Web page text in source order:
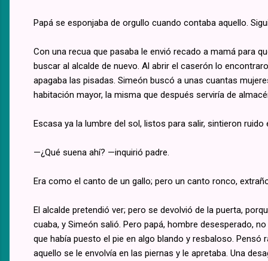
Papá se esponjaba de orgullo cuando contaba aquello.
Con una recua que pasaba le envió recado a mamá para
buscar al alcalde de nuevo. Al abrir el caserón lo
apagaba las pisadas. Simeón buscó a unas cuantas
habitación mayor, la misma que después serviría de
Escasa ya la lumbre del sol, listos para salir, sintieron ruido
—¿Qué suena ahí? —inquirió padre.
Era como el canto de un gallo; pero un canto ronco,
El alcalde pretendió ver; pero se devolvió de la puerta,
cuaba, y Simeón salió. Pero papá, hombre desesperado,
que había puesto el pie en algo blando y resbaloso. Pensó
aquello se le envolvía en las piernas y le apretaba. Una